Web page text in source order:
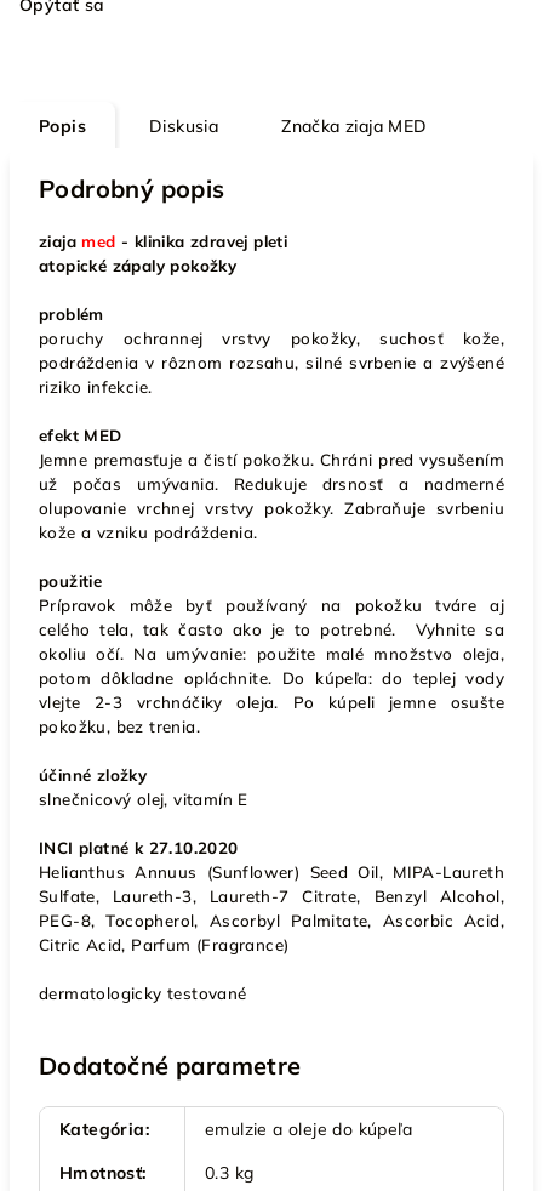
Opýtať sa
Popis Diskusia Značka ziaja MED
Podrobný popis
ziajamed - klinika zdravej pleti
atopické zápaly pokožky
problém
poruchy ochrannej vrstvy pokožky, suchosť kože,
podráždenia v rôznom rozsahu, silné svrbenie a zvýšené
riziko infekcie.
efekt MED
Jemne premasťuje a čistí pokožku. Chráni pred vysušením
už počas umývania. Redukuje drsnosť a nadmerné
olupovanie vrchnej vrstvy pokožky. Zabraňuje svrbeniu
kože a vzniku podráždenia.
použitie
Prípravok môže byť používaný na pokožku tváre aj
celého tela, tak často ako je to potrebné. Vyhnite sa
okoliu očí. Na umývanie: použite malé množstvo oleja,
potom dôkladne opláchnite. Do kúpeľa: do teplej vody
vlejte 2-3 vrchnáčiky oleja. Po kúpeli jemne osušte
pokožku, bez trenia.
účinné zložky
slnečnicový olej, vitamín E
INCI platné k 27.10.2020
Helianthus Annuus (Sunflower) Seed Oil, MIPA-Laureth
Sulfate, Laureth-3, Laureth-7 Citrate, Benzyl Alcohol,
PEG-8, Tocopherol, Ascorbyl Palmitate, Ascorbic Acid,
Citric Acid, Parfum (Fragrance)
dermatologicky testované
Dodatočné parametre
Kategória:
emulzie a oleje do kúpeľa
Hmotnosť:
0.3 kg